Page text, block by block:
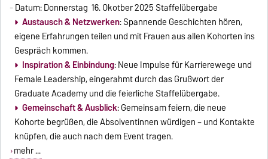
-Datum: Donnerstag 16. Okotber 2025 Staffelübergabe
Austausch & Netzwerken: Spannende Geschichten hören,
eigene Erfahrungen teilen und mit Frauen aus allen Kohorten ins
Gespräch kommen.
Inspiration & Einbindung: Neue Impulse für Karrierewege und
Female Leadership, eingerahmt durch das Grußwort der
Graduate Academy und die feierliche Staffelübergabe.
Gemeinschaft & Ausblick: Gemeinsam feiern, die neue
Kohorte begrüßen, die Absolventinnen würdigen – und Kontakte
knüpfen, die auch nach dem Event tragen.
mehr ...